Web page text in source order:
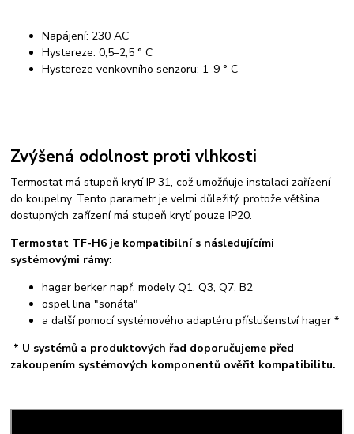
Napájení: 230 AC
Hystereze: 0,5–2,5 ° C
Hystereze venkovního senzoru: 1-9 ° C
Zvýšená odolnost proti vlhkosti
Termostat má stupeň krytí IP 31, což umožňuje instalaci zařízení
do koupelny. Tento parametr je velmi důležitý, protože většina
dostupných zařízení má stupeň krytí pouze IP20.
Termostat TF-H6 je kompatibilní s následujícími
systémovými rámy:
hager berker např. modely Q1, Q3, Q7, B2
ospel lina "sonáta"
a další pomocí systémového adaptéru příslušenství hager *
* U systémů a produktových řad doporučujeme před
zakoupením systémových komponentů ověřit kompatibilitu.